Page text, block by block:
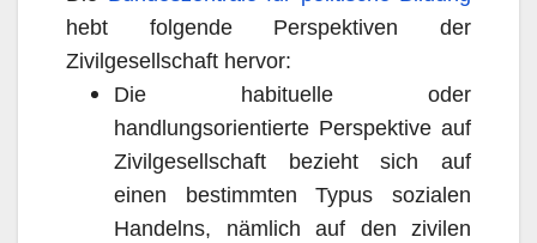
hebt folgende Perspektiven der
Zivilgesellschaft hervor:
Die habituelle oder
handlungsorientierte Perspektive auf
Zivilgesellschaft bezieht sich auf
einen bestimmten Typus sozialen
Handelns, nämlich auf den zivilen